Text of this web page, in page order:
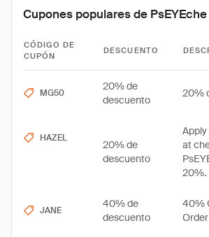
Cupones populares de PsEYEche
CÓDIGO DE
CUPÓN
DESCUENTO
MG50
20% de
descuento
20%
HAZEL
20% de
descuento
at
20%.
JANE
40% de
descuento
40%
Order